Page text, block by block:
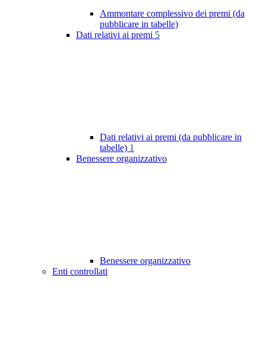
Ammontare complessivo dei premi (da
pubblicare in tabelle)
Dati relativi ai premi 5
Dati relativi ai premi (da pubblicare in
tabelle) 1
Benessere organizzativo
Benessere organizzativo
Enti controllati